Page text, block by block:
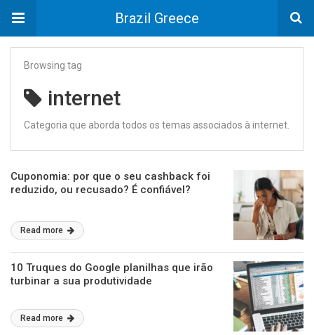
Brazil Greece
Browsing tag
internet
Categoria que aborda todos os temas associados à internet.
Cuponomia: por que o seu cashback foi
reduzido, ou recusado? É confiável?
Read more
10 Truques do Google planilhas que irão
turbinar a sua produtividade
Read more